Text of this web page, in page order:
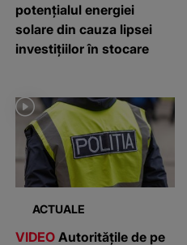
potențialul energiei
solare din cauza lipsei
investițiilor în stocare
ACTUALE
VIDEO Autoritățile de pe